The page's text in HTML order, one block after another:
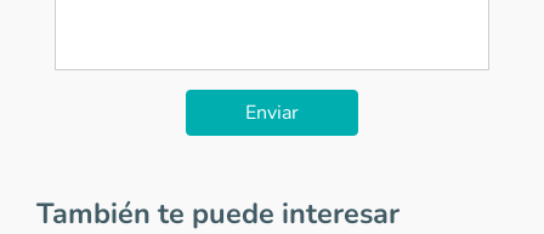
Enviar
También te puede interesar